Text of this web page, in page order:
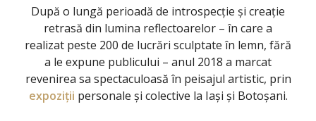
După o lungă perioadă de introspecție și creație
retrasă din lumina reflectoarelor – în care a
realizat peste 200 de lucrări sculptate în lemn, fără
a le expune publicului – anul 2018 a marcat
revenirea sa spectaculoasă în peisajul artistic, prin
expoziții personale și colective la Iași și Botoșani.